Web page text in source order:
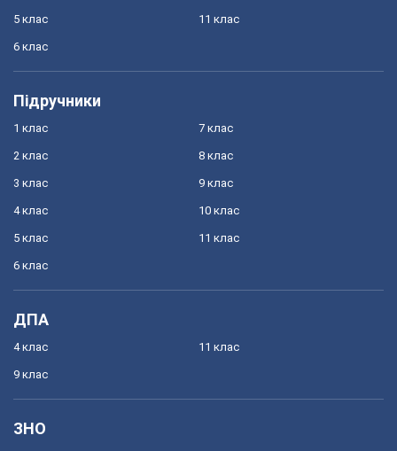
5 клас
6 клас
11 клас
Підручники
1 клас
2 клас
3 клас
4 клас
5 клас
6 клас
7 клас
8 клас
9 клас
10 клас
11 клас
ДПА
4 клас
9 клас
11 клас
ЗНО